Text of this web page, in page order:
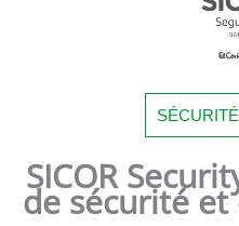
SICOR
de sécurité